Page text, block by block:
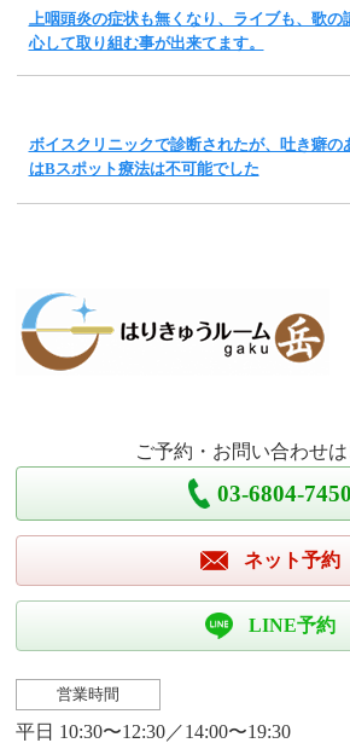
上咽頭炎の症状も無くなり、ライブも、歌の
心して取り組む事が出来てます。
ボイスクリニックで診断されたが、吐き癖の
はBスポット療法は不可能でした
ご予約・お問い合わせ
03-6804-7450
ネット予約
LINE予約
営業時間
平日 10:30〜12:30／14:00〜19:30